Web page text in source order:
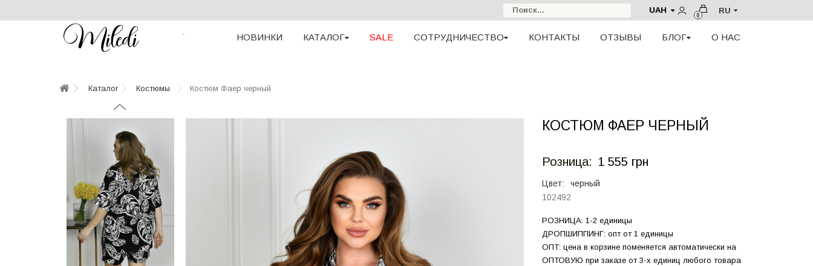
UAH RU
0
` НОВИНКИ КАТАЛОГ SALE СОТРУДНИЧЕСТВО КОНТАКТЫ ОТЗЫВЫ БЛОГ О НАС
Каталог Костюмы Костюм Фаер черный
КОСТЮМ ФАЕР ЧЕРНЫЙ
Розница: 1 555 грн
Цвет:
черный
102492
РОЗНИЦА: 1-2 единицы
ДРОПШИППИНГ: опт от 1 единицы
ОПТ: цена в корзине поменяется автоматически на
ОПТОВУЮ при заказе от 3-х единиц любого товара